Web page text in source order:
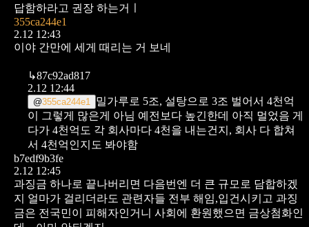
답함하라고 권장 하는거ㅣ
355ca244e1
2.12 12:43
이야 간만에 세게 때리는 거 보네
↳87c92ad817
2.12 12:44
@355ca244e1
밀가루로 5조, 설탕으로 3조 벌어서 4천억
이 그렇게 많은게 아님 예전보다 높긴한데 아직 멀었음 게
다가 4천억도 각 회사마다 4천을 내는건지, 회사 다 합쳐
서 4천억인지도 봐야함
b7edf9b3fe
2.12 12:45
과징금 하나로 끝나버리면 다음번엔 더 큰 규모로 담합하겠
지
얼마가 걸리더라도 관련자들 전부 해임,입건시키고 과징
금은 전국민이 피해자인거니 사회에 환원했으면 금상첨화인